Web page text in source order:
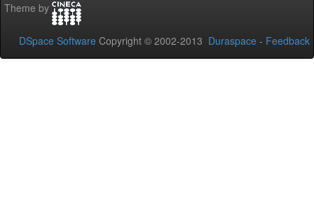
Theme by
DSpace Software Copyright © 2002-2013 Duraspace - Feedback